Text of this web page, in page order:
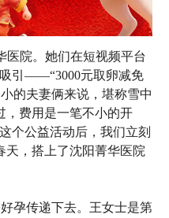
医院。她们在短视频平台
引——“3000元取卵减免
的夫妻俩来说，堪称雪中
，费用是一笔不小的开
个公益活动后，我们立刻
天，搭上了沈阳菁华医院
孕传递下去。王女士是第